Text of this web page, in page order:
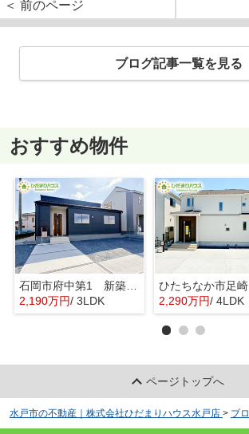
＜ 前のページ
ブログ記事一覧を見る
おすすめ物件
石岡市府中第1 新築戸建 3号棟
2,190万円/ 3LDK
2,290万円/ 4LDK
ページトップへ
水戸市の不動産｜株式会社ひだまりハウス水戸店 > ブ